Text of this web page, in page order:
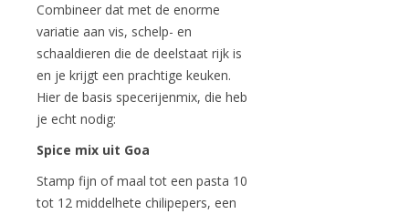
Combineer dat met de enorme
variatie aan vis, schelp- en
schaaldieren die de deelstaat rijk is
en je krijgt een prachtige keuken.
Hier de basis specerijenmix, die heb
je echt nodig:
Spice mix uit Goa
Stamp fijn of maal tot een pasta 10
tot 12 middelhete chilipepers, een